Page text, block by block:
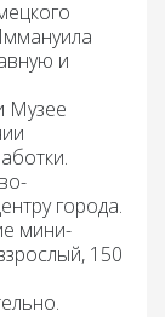
и
Музее
города.
мини-
150